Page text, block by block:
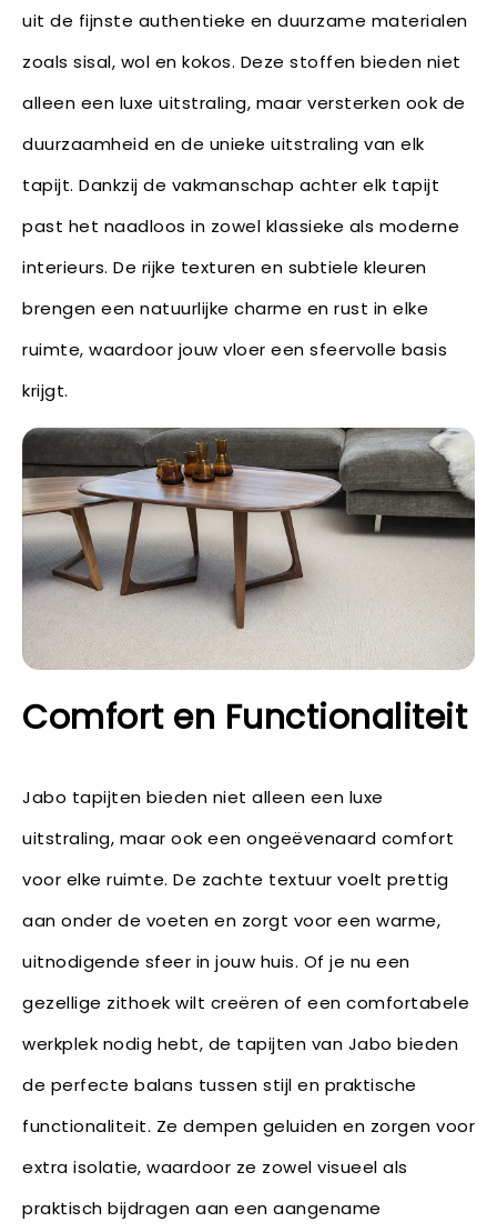
uit de fijnste authentieke en duurzame materialen
zoals sisal, wol en kokos. Deze stoffen bieden niet
alleen een luxe uitstraling, maar versterken ook de
duurzaamheid en de unieke uitstraling van elk
tapijt. Dankzij de vakmanschap achter elk tapijt
past het naadloos in zowel klassieke als moderne
interieurs. De rijke texturen en subtiele kleuren
brengen een natuurlijke charme en rust in elke
ruimte, waardoor jouw vloer een sfeervolle basis
krijgt.
Comfort en Functionaliteit
Jabo tapijten bieden niet alleen een luxe
uitstraling, maar ook een ongeëvenaard comfort
voor elke ruimte. De zachte textuur voelt prettig
aan onder de voeten en zorgt voor een warme,
uitnodigende sfeer in jouw huis. Of je nu een
gezellige zithoek wilt creëren of een comfortabele
werkplek nodig hebt, de tapijten van Jabo bieden
de perfecte balans tussen stijl en praktische
functionaliteit. Ze dempen geluiden en zorgen voor
extra isolatie, waardoor ze zowel visueel als
praktisch bijdragen aan een aangename